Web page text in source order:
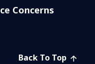
Concerns
Back To Top